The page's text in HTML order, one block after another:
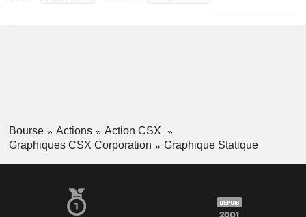
Bourse Actions
Action CSX
Graphiques CSX Corporation
Graphique Statique